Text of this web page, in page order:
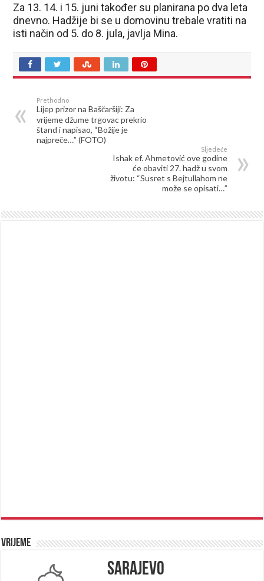
Za 13. 14. i 15. juni također su planirana po dva leta
dnevno. Hadžije bi se u domovinu trebale vratiti na
isti način od 5. do 8. jula, javlja Mina.
Prethodno
Lijep prizor na Baščaršiji: Za
vrijeme džume trgovac prekrio
štand i napisao, “Božije je
najpreče…” (FOTO)
Sljedeće
Ishak ef. Ahmetović ove godine
će obaviti 27. hadž u svom
životu: “Susret s Bejtullahom ne
može se opisati…”
Vrijeme
Sarajevo